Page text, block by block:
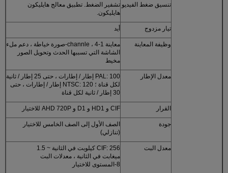
تنسيق ضغط الفيديو تشفير الضغط. تطبيق معالج هايليكون
هايليكون.
تيار مزدوج أيد
وظيفة المعاينة
معاينة 1-channle ، 4-صورة خياطة ، دعم ملء
الشاشة التي تسببها الحدث وتحويل الصور
مخيط
معدل الإطار
PAL: 100 إطار / إطارات ، حتى 25 إطار / ثانية
لكل قناة ؛ NTSC: 120 إطار / إطارات ، حتى
30 إطار / ثانية لكل قناة
القرار CIF و HD1 و D1 و AHD 720P للاختيار
جودة
الصف الأول إلى الصف الخامس للاختيار
(تنازلي)
معدل البت
CIF: 256 كيلوبت في الثانية ~ 1.5
ميغابت في الثانية ، معدلات البت
8-المستوى للاختيار